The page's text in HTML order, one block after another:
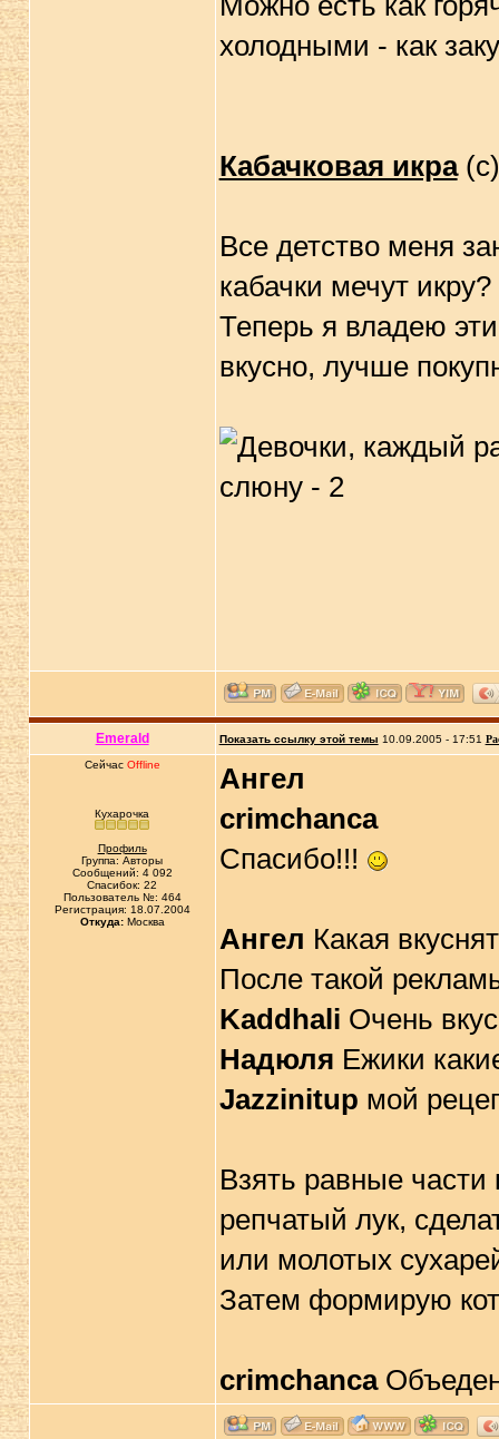
холодными - как
Кабачковая икра
Все детство меня
кабачки мечут
Теперь я владею
вкусно, лучше
Emerald Показать ссылку этой темы 10.09.2005 - 17:51
Сейчас Offline
Кухарочка
Профиль
Группа: Авторы
Сообщений: 4 092
Спасибок: 22
Пользователь №: 464
Регистрация: 18.07.2004
Откуда:Москва
Ангел
crimchanca
Спасибо!!!
Ангел Какая
После такой
Kaddhali Очень
Надюля Ежики
Jazzinitup мой
Взять равные
репчатый лук,
или молотых
Затем формирую
crimchanca